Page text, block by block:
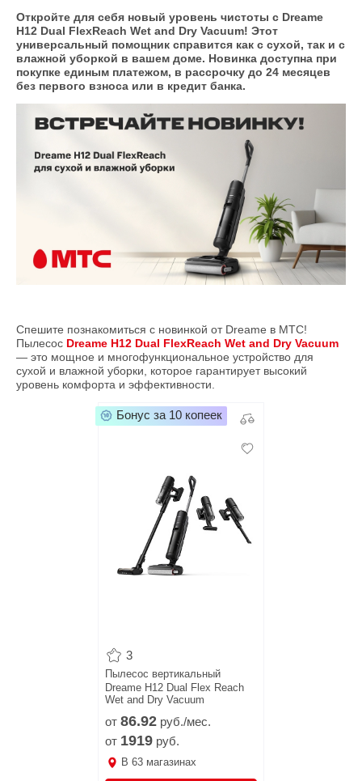
Откройте для себя новый уровень чистоты с Dreame
H12 Dual FlexReach Wet and Dry Vacuum! Этот
универсальный помощник справится как с сухой, так и c
влажной уборкой в вашем доме. Новинка доступна при
покупке единым платежом, в рассрочку до 24 месяцев
без первого взноса или в кредит банка.
Спешите познакомиться с новинкой от Dreame в МТС!
Пылесос Dreame H12 Dual FlexReach Wet and Dry Vacuum
— это мощное и многофункциональное устройство для
сухой и влажной уборки, которое гарантирует высокий
уровень комфорта и эффективности.
3
Пылесос вертикальный
Dreame H12 Dual Flex Reach
Wet and Dry Vacuum
от 86.92 руб./мес.
от 1919 руб.
В 63 магазинах
Бонус за 10 копеек